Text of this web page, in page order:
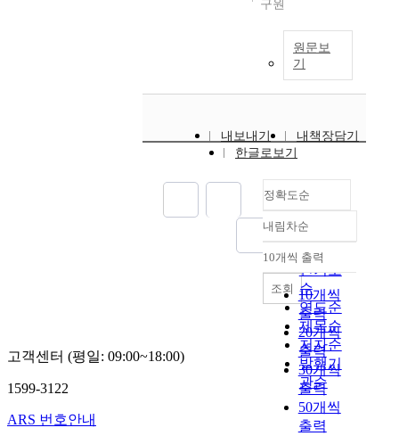
구원
원문보
기
내보내기
내책장담기
한글로보기
정확도순
정확도
순
인기도
순
연도순
제목순
저자순
발행기
관순
내림차순
내림차순
10개씩 출력
10개씩
출력
20개씩
출력
30개씩
출력
50개씩
출력
조회
고객센터 (평일: 09:00~18:00)
1599-3122
ARS 번호안내